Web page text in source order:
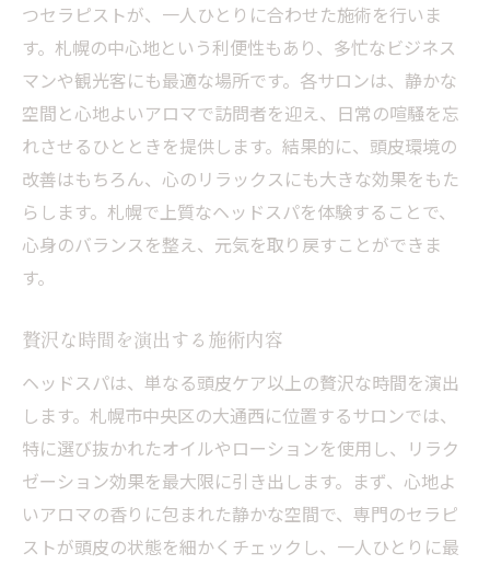
つセラピストが、一人ひとりに合わせた施術を行いま
す。札幌の中心地という利便性もあり、多忙なビジネス
マンや観光客にも最適な場所です。各サロンは、静かな
空間と心地よいアロマで訪問者を迎え、日常の喧騒を忘
れさせるひとときを提供します。結果的に、頭皮環境の
改善はもちろん、心のリラックスにも大きな効果をもた
らします。札幌で上質なヘッドスパを体験することで、
心身のバランスを整え、元気を取り戻すことができま
す。
贅沢な時間を演出する施術内容
ヘッドスパは、単なる頭皮ケア以上の贅沢な時間を演出
します。札幌市中央区の大通西に位置するサロンでは、
特に選び抜かれたオイルやローションを使用し、リラク
ゼーション効果を最大限に引き出します。まず、心地よ
いアロマの香りに包まれた静かな空間で、専門のセラピ
ストが頭皮の状態を細かくチェックし、一人ひとりに最